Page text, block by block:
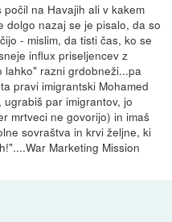
na Havajih ali v kakem
dolgo nazaj se je pisalo, da so
- mislim, da tisti čas, ko se
influx priseljencev z
lahko" razni grdobneži...pa
pravi imigrantski Mohamed
par imigrantov, jo
mrtveci ne govorijo) in imaš
sovraštva in krvi željne, ki
Marketing Mission